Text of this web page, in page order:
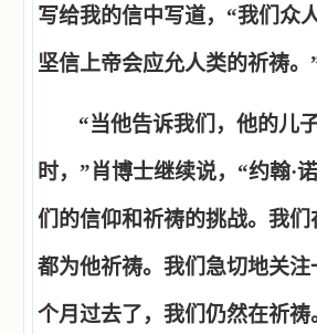
写给我的信中写道， “我们众
坚信上帝会应允人类的祈祷。
“当他告诉我们，他的儿
时， ”肖博士继续说， “约翰·
们的信仰和祈祷的挑战。我
都为他祈祷。我们急切地关
个月过去了，我们仍然在祈